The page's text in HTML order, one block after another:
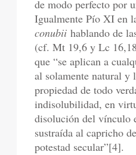
de modo perfecto por
Igualmente Pío XI en
conubii hablando de
(cf. Mt 19,6 y Lc
que “se aplican a
al solamente natural y
propiedad de todo
indisolubilidad, en
disolución del vínculo
sustraída al capricho
potestad secular”[4].